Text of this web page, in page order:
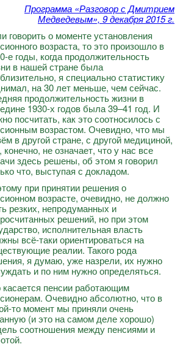
Программа «Разговор с Дмитрием
Медведевым», 9 декабря 2015 г.
говорить о моменте установления
возраста, то это произошло в
е годы, когда продолжительность
в нашей стране была
я специально статистику
на 30 лет меньше, чем сейчас.
продолжительность жизни в
1930-х годов была 39–41 год. И
посчитать, как это соотносилось с
возрастом. Очевидно, что мы
в другой стране, с другой медициной,
конечно, не означает, что у нас все
здесь решены, об этом я говорил
что, выступая с докладом.
при принятии решения о
возрасте, очевидно, не должно
резких, непродуманных и
решений, но при этом
исполнительная власть
всё-таки ориентироваться на
реалии. Такого рода
я думаю, уже назрели, их нужно
и по ним нужно определяться.
касается пенсии работающим
Очевидно абсолютно, что в
то момент мы приняли очень
(и это на самом деле хорошо)
соотношения между пенсиями и